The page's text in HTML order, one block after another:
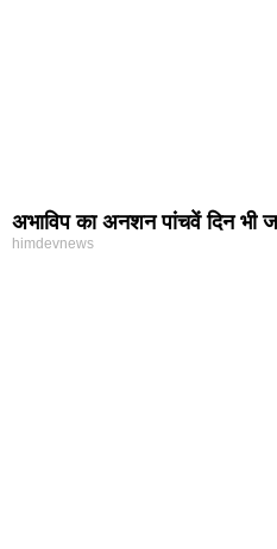
अभाविप का अनशन पांचवें दिन भी
himdevnews